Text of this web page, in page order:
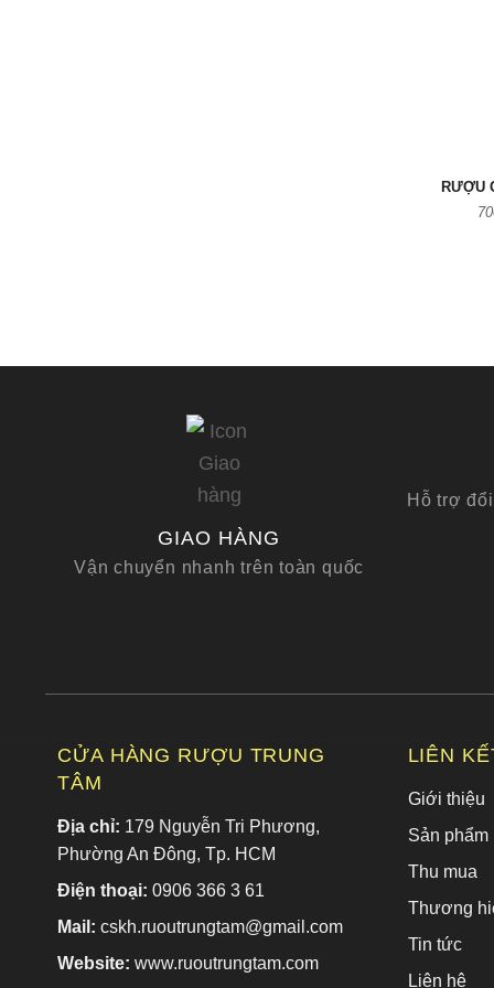
RƯỢU
GIAO HÀNG
Vận chuyển nhanh trên toàn quốc
Hỗ trợ
CỬA HÀNG RƯỢU TRUNG
TÂM
Địa chỉ: 179 Nguyễn Tri Phương,
Phường An Đông, Tp. HCM
Điện thoại: 0906 366 3 61
Mail: cskh.ruoutrungtam@gmail.com
Website: www.ruoutrungtam.com
LIÊN
Giới thiệu
Sản phẩm
Thu mua
Thương
Tin tức
Liên hệ